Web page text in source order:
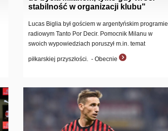
stabilność w organizacji klubu"
Lucas Biglia był gościem w argentyńskim programie
radiowym Tanto Por Decir. Pomocnik Milanu w
swoich wypowiedziach poruszył m.in. temat
piłkarskiej przyszłości. - Obecnie